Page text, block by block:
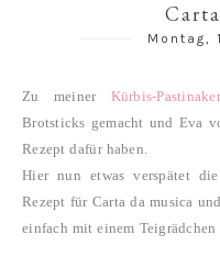
Montag,
Zu meiner Kürbis-
Brotsticks gemacht und Eva
Rezept dafür haben.
Hier nun etwas verspätet
Rezept für Carta da musica
einfach mit einem